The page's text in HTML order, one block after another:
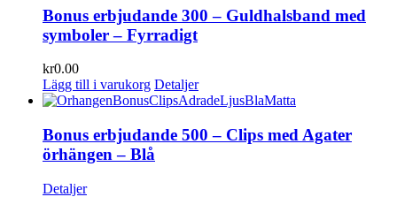
Bonus erbjudande 300 – Guldhalsband med
symboler – Fyrradigt
kr0.00
Lägg till i varukorg Detaljer
Bonus erbjudande 500 – Clips med Agater
örhängen – Blå
Detaljer